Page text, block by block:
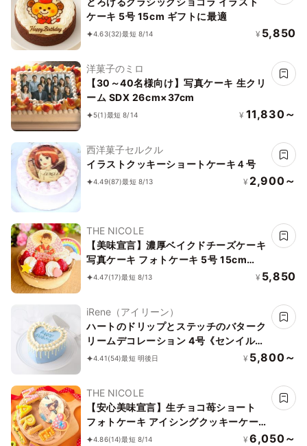
ケーキ 5号 15cm ギフトに最適
4.63(32)最短 8/14 ¥ 5,850
洋菓子のミロ
【30～40名様向け】写真ケーキ 生クリ
ーム SDX 26cm×37cm
5(1)最短 8/14 ¥ 11,830～
西洋菓子セルクル
イラストクッキーショートケーキ４号
4.49(87)最短 8/13 ¥ 2,900～
THE NICOLE
【美味宣言】濃厚ベイクドチーズケーキ
写真ケーキ フォトケーキ 5号 15cm
【オプション選択でオリジナルデザイン
4.47(17)最短 8/13 ¥ 5,850
iRene（アイリーン）
ハートのドリップとステッチのバターク
リームデコレーション 4号《センイルケ
ーキ》
4.41(54)最短 明後日 ¥ 5,800～
THE NICOLE
【安心美味宣言】生チョコ苺ショート
フォトケーキ アイシングクッキーケー
キ 写真ケーキ 4号 12cm 【お好きなイ
4.86(14)最短 8/14 ¥ 6,050～